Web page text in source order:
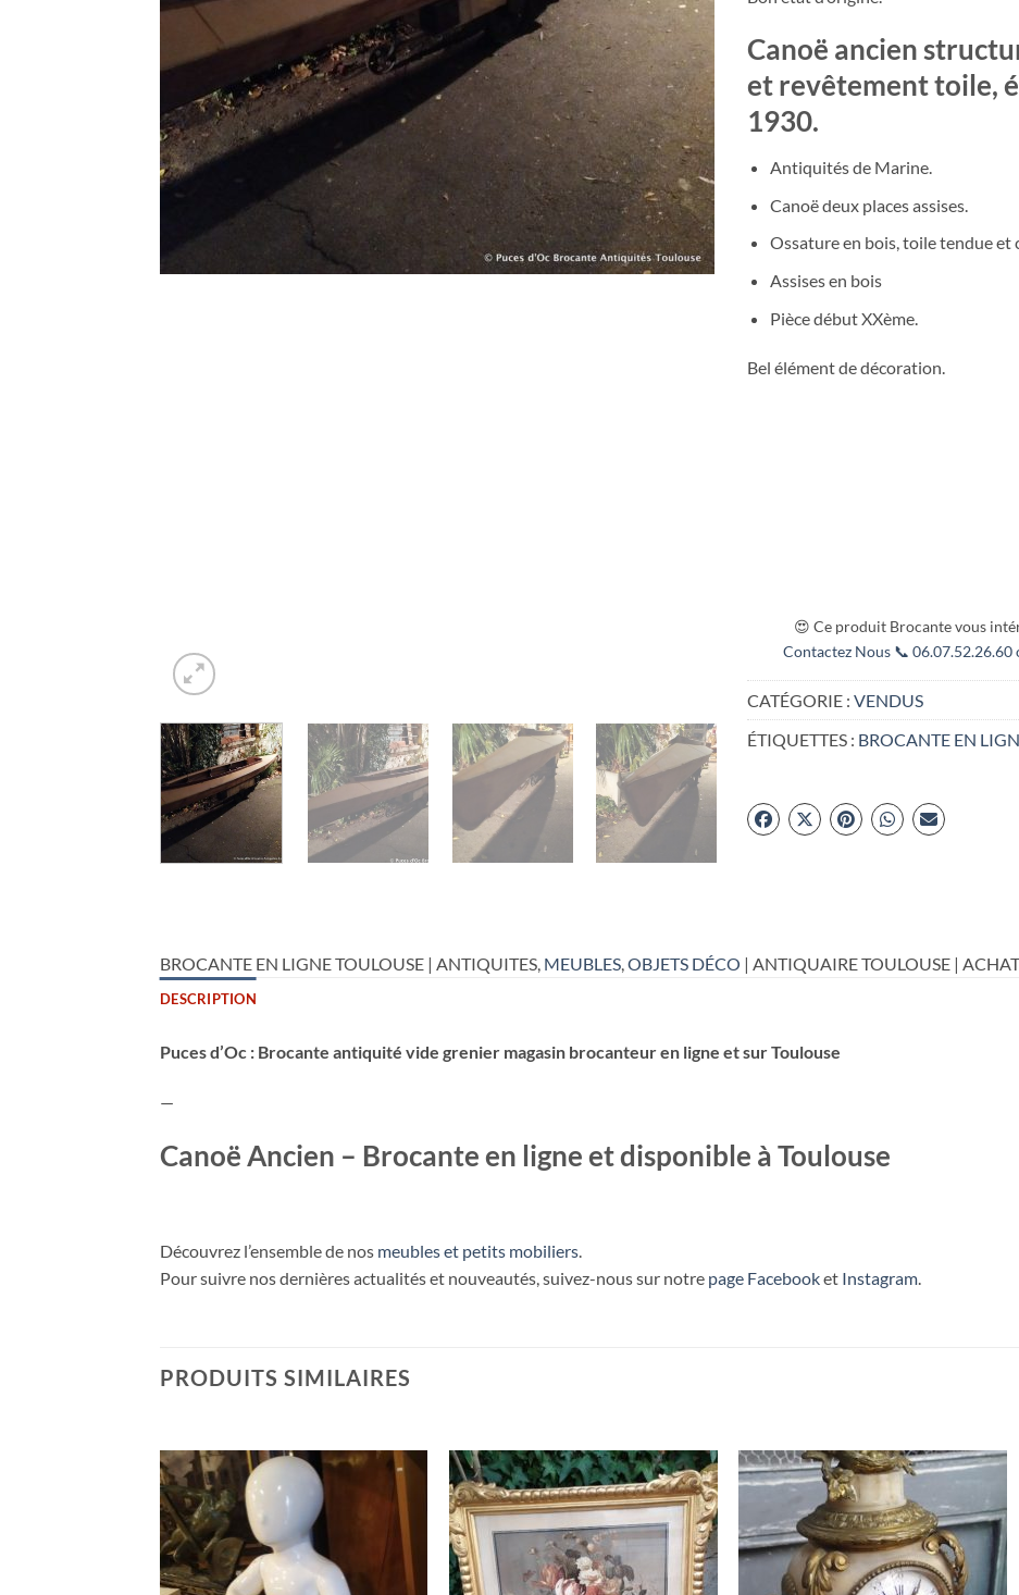
Canoë ancien
et revêtement toile,
1930.
Antiquités de Marine.
Canoë deux places assises.
Ossature en bois, toile tendue et
Assises en bois
Pièce début XXème.
Bel élément de décoration.
😍 Ce produit Brocante vous
Contactez Nous 📞 06.07.52.26.60
CATÉGORIE : VENDUS
ÉTIQUETTES : BROCANTE EN
BROCANTE EN LIGNE TOULOUSE | ANTIQUITES, MEUBLES,OBJETS DÉCO | ANTIQUAIRE TOULOUSE |
DESCRIPTION
Puces d’Oc : Brocante antiquité vide grenier magasin brocanteur en ligne et sur Toulouse
—
Canoë Ancien – Brocante en ligne et disponible à Toulouse
Découvrez l’ensemble de nos meubles et petits mobiliers.
Pour suivre nos dernières actualités et nouveautés, suivez-nous sur notre page Facebooket Instagram.
PRODUITS SIMILAIRES